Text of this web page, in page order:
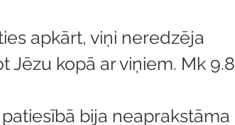
apkārt, viņi neredzēja
Jēzu kopā ar viņiem. Mk 9.8
bija neaprakstāma